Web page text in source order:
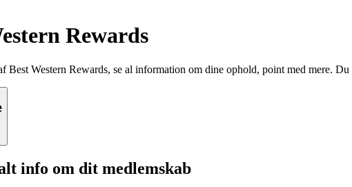
Rewards
Best Western Rewards, se al information om dine ophold, point med mere.
info om dit medlemskab